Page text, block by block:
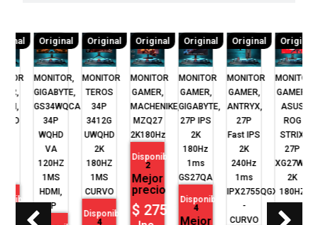
Original
MONITOR,
GIGABYTE,
GS34WQCA
34P
WQHD
VA
120HZ
1MS
HDMI,
DP
Original
MONITOR
TEROS
34P
3412G
UWQHD
180HZ
1MS
CURVO
Disponible
Original
MONITOR
GAMER,
MACHENIKE,
MZQ27
2K180Hz
Disponible
Mejor
precio
275.00
Original
MONITOR
GAMER,
GIGABYTE,
27P IPS
180Hz
1ms
GS27QA
Disponible
Mejor
Original
MONITOR
GAMER,
ANTRYX,
27P
Fast IPS
240Hz
1ms
IPX2755QGXP
CURVO
Original
MONITOR
GAMER,
ASUS
ROG
STRIX
27P
XG27WCS
180HZ
1MS
FAST